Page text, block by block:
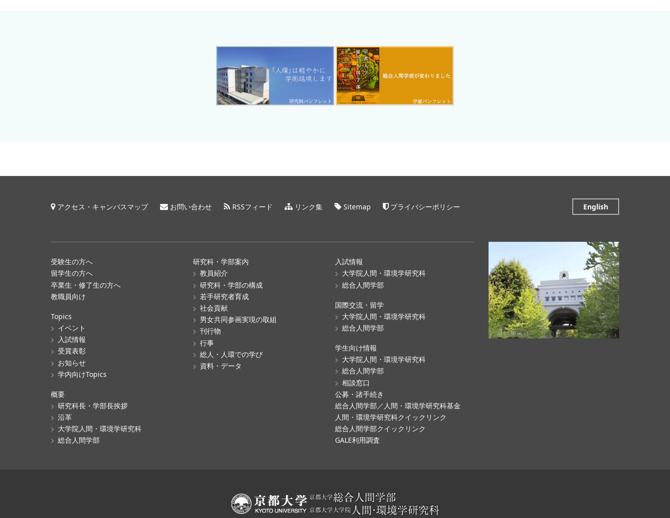
アクセス・キャンパスマップ お問い合わせ RSSフィード リンク集 Sitemap プライバシーポリシー English
受験生の方へ
留学生の方へ
卒業生・修了生の方へ
教職員向け
Topics
イベント
入試情報
受賞表彰
お知らせ
学内向けTopics
概要
研究科長・学部長挨拶
沿革
大学院人間・環境学研究科
総合人間学部
研究科・学部案内
教員紹介
研究科・学部の構成
若手研究者育成
社会貢献
男女共同参画実現の取組
刊行物
行事
総人・人環での学び
資料・データ
入試情報
大学院人間・環境学研究科
総合人間学部
国際交流・留学
大学院人間・環境学研究科
総合人間学部
学生向け情報
大学院人間・環境学研究科
総合人間学部
相談窓口
公募・諸手続き
総合人間学部／人間・環境学研究科基金
人間・環境学研究科クイックリンク
総合人間学部クイックリンク
GALE利用調査